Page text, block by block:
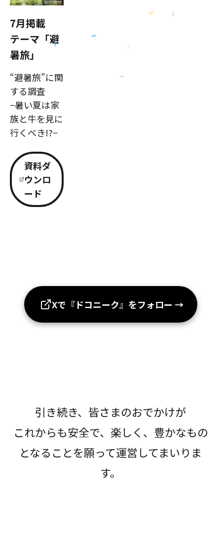
7月掲載
テーマ「避
暑旅」
“避暑旅”に関
する調査
−暑い夏は家
族と牛を見に
行くべき!?−
資料ダ
ウンロ
ード
Xで『ドコニーク』をフォロー →
引き続き、皆さまのおでかけが
これからも安全で、楽しく、豊かなもの
となることを願って運営してまいりま
す。